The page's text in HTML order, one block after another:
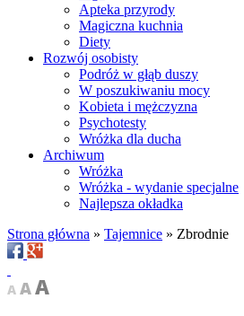
Apteka przyrody
Magiczna kuchnia
Diety
Rozwój osobisty
Podróż w głąb duszy
W poszukiwaniu mocy
Kobieta i mężczyzna
Psychotesty
Wróżka dla ducha
Archiwum
Wróżka
Wróżka - wydanie specjalne
Najlepsza okładka
Strona główna » Tajemnice » Zbrodnie